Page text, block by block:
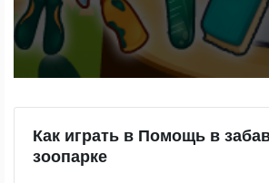
Как играть в Помощь в
зоопарке